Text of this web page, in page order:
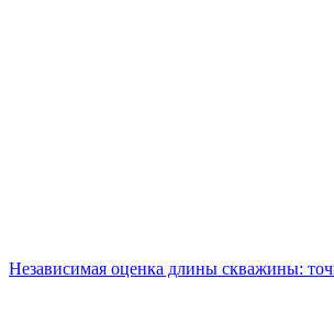
Независимая оценка длины скважины: